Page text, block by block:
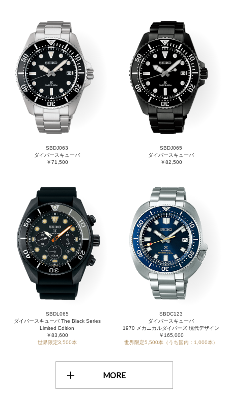
SBDJ063
ダイバースキューバ
￥71,500
SBDJ065
ダイバースキューバ
￥82,500
SBDL065
ダイバースキューバ The Black Series
Limited Edition
￥83,600
世界限定3,500本
SBDC123
ダイバースキューバ
1970 メカニカルダイバーズ 現代デザイン
￥165,000
世界限定5,500本（うち国内：1,000本）
MORE